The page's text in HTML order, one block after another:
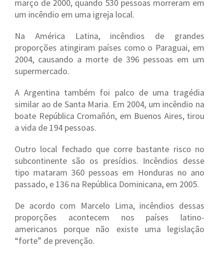
março de 2000, quando 530 pessoas morreram em
um incêndio em uma igreja local.
Na América Latina, incêndios de grandes
proporções atingiram países como o Paraguai, em
2004, causando a morte de 396 pessoas em um
supermercado.
A Argentina também foi palco de uma tragédia
similar ao de Santa Maria. Em 2004, um incêndio na
boate República Cromañón, em Buenos Aires, tirou
a vida de 194 pessoas.
Outro local fechado que corre bastante risco no
subcontinente são os presídios. Incêndios desse
tipo mataram 360 pessoas em Honduras no ano
passado, e 136 na República Dominicana, em 2005.
De acordo com Marcelo Lima, incêndios dessas
proporções acontecem nos países latino-
americanos porque não existe uma legislação
“forte” de prevenção.